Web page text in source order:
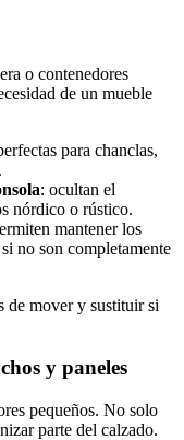
o contenedores
de un mueble
para chanclas,
: ocultan el
nórdico o rústico.
mantener los
no son completamente
de mover y sustituir si
y paneles
pequeños. No solo
parte del calzado.